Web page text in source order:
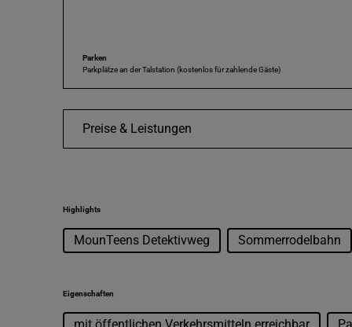
Parken
Parkplätze an der Talstation (kostenlos für zahlende Gäste)
Preise & Leistungen
Highlights
MounTeens Detektivweg Sommerrodelbahn
Eigenschaften
mit öffentlichen Verkehrsmitteln erreichbar